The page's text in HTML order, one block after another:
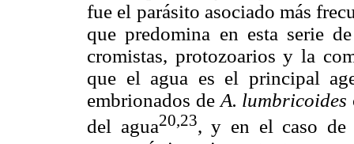
fue el parásito asociado más
que predomina en esta serie
cromistas, protozoarios y la
que el agua es el principal
embrionados de A. lumbricoides
del agua20,23, y en el caso de